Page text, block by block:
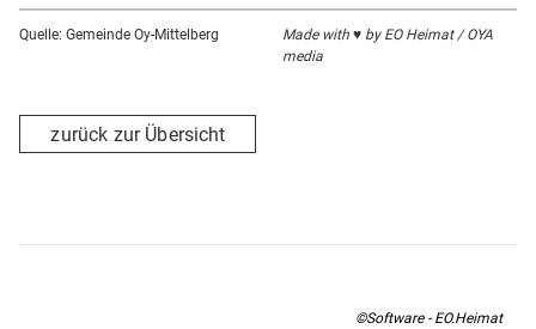
Glasfasern hintergrundbeleuchtet und verändern in
regelmäßigen Abständen die Farbenpracht.
Quelle: Gemeinde Oy-Mittelberg
Made with ♥ by EO Heimat / OYA
media
zurück zur Übersicht
©Software - EO.Heimat